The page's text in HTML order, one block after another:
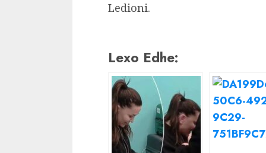
Ledioni.
Lexo Edhe: